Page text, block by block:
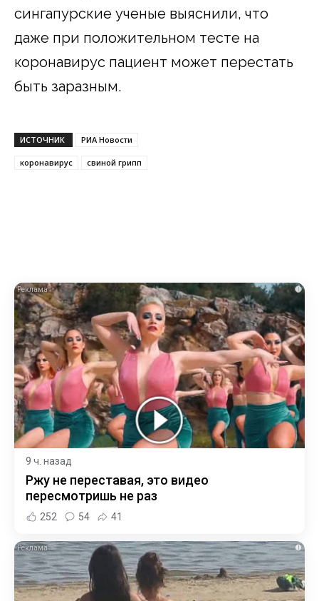
сингапурские ученые выяснили, что
даже при положительном тесте на
коронавирус пациент может перестать
быть заразным.
ИСТОЧНИК РИА Новости
коронавирус свиной грипп
i
9 ч. назад
Ржу не переставая, это видео
пересмотришь не раз
252 54 41
i